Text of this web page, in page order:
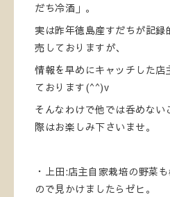
だち冷酒」。
実は昨年徳島産すだちが記
売しておりますが、
情報を早めにキャッチした店
ております(^^)v
そんなわけで他では呑めな
際はお楽しみ下さいませ。
・上田:店主自家栽培の野菜
ので見かけましたらゼヒ。